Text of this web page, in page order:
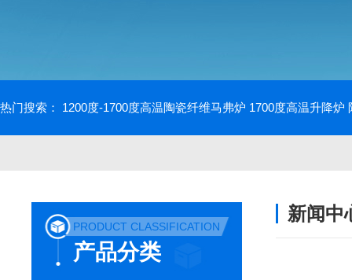
热门搜索： 1200度-1700度高温陶瓷纤维马弗炉 1700度高温升降炉
PRODUCT CLASSIFICATION
产品分类
新闻中